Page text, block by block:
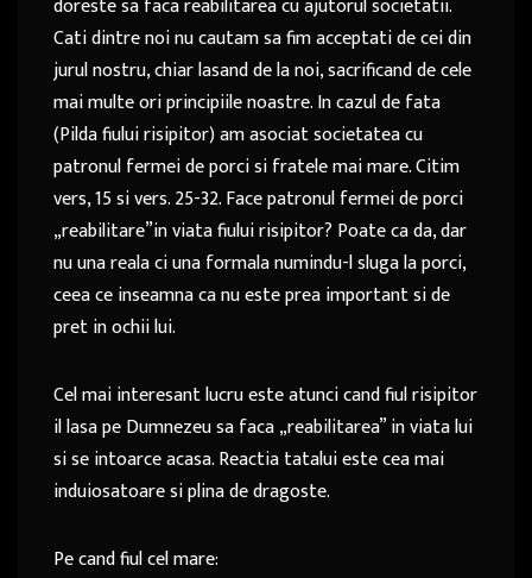
doreste sa faca reabilitarea cu ajutorul societatii.
Cati dintre noi nu cautam sa fim acceptati de cei din
jurul nostru, chiar lasand de la noi, sacrificand de cele
mai multe ori principiile noastre. In cazul de fata
(Pilda fiului risipitor) am asociat societatea cu
patronul fermei de porci si fratele mai mare. Citim
vers, 15 si vers. 25-32. Face patronul fermei de porci
„reabilitare”in viata fiului risipitor? Poate ca da, dar
nu una reala ci una formala numindu-l sluga la porci,
ceea ce inseamna ca nu este prea important si de
pret in ochii lui.
Cel mai interesant lucru este atunci cand fiul risipitor
il lasa pe Dumnezeu sa faca „reabilitarea” in viata lui
si se intoarce acasa. Reactia tatalui este cea mai
induiosatoare si plina de dragoste.
Pe cand fiul cel mare: